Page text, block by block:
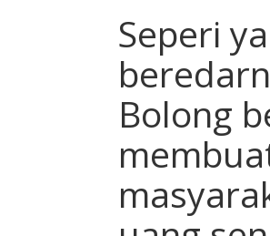
Seperi
Bolong